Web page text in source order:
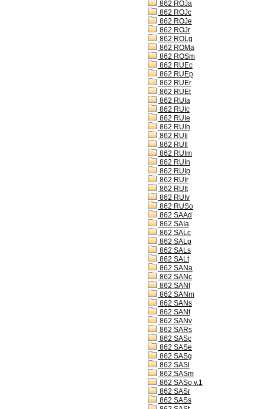
862 ROJa
862 ROJc
862 ROJe
862 ROJr
862 ROLg
862 ROMa
862 ROSm
862 RUEc
862 RUEp
862 RUEr
862 RUEt
862 RUIa
862 RUIc
862 RUIe
862 RUIh
862 RUIj
862 RUIl
862 RUIm
862 RUIn
862 RUIp
862 RUIr
862 RUIt
862 RUIv
862 RUSo
862 SAAd
862 SAIa
862 SALc
862 SALp
862 SALs
862 SALt
862 SANa
862 SANc
862 SANf
862 SANm
862 SANs
862 SANt
862 SANv
862 SARs
862 SASc
862 SASe
862 SASg
862 SASl
862 SASm
862 SASo v.1
862 SASr
862 SASs